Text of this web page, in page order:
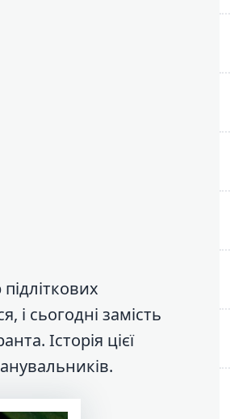
і сьогодні замість
Історія цієї